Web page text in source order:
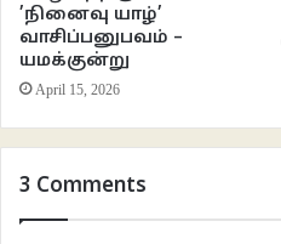
’நினைவு யாழ்’
வாசிப்பனுபவம் –
யமக்குன்று
April 15, 2026
3 Comments